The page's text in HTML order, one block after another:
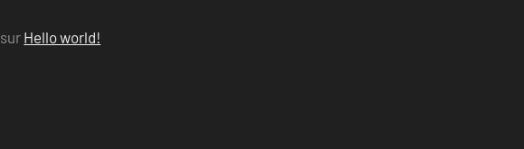
sur Hello world!